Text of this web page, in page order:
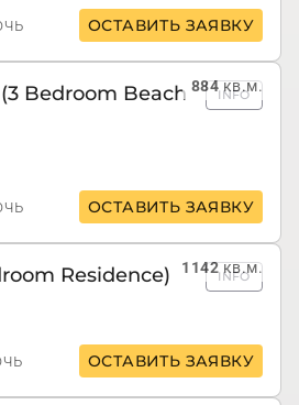
ОСТАВИТЬ ЗАЯВКУ
884кв.м.
Bedroom Beach
INFO
ОСТАВИТЬ ЗАЯВКУ
1142кв.м.
Residence) INFO
ОСТАВИТЬ ЗАЯВКУ